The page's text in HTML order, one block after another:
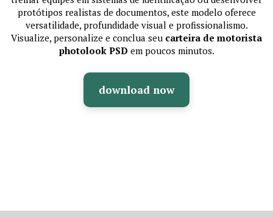
protótipos realistas de documentos, este modelo oferece
versatilidade, profundidade visual e profissionalismo.
Visualize, personalize e conclua seu carteira de motorista
photolook PSD em poucos minutos.
download now